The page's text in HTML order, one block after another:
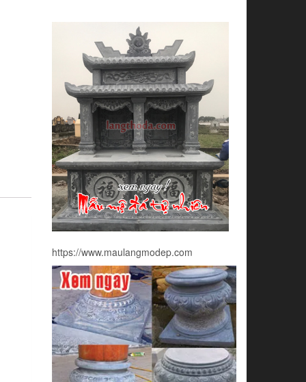
https://www.maulangmodep.com